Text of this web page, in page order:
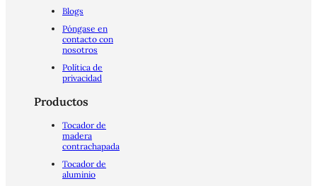
Blogs
Póngase en
contacto con
nosotros
Política de
privacidad
Productos
Tocador de
madera
contrachapada
Tocador de
aluminio